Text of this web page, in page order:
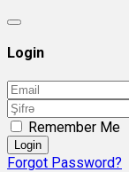
Login
Remember Me
Login
Forgot Password?